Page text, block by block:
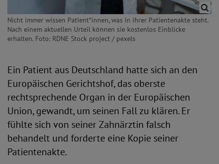
Nicht immer wissen Patient*innen, was in ihrer Patientenakte steht.
Nach einem aktuellen Urteil können sie kostenlos Einblicke
erhalten. Foto: RDNE Stock project / pexels
Ein Patient aus Deutschland hatte sich an den
Europäischen Gerichtshof, das oberste
rechtsprechende Organ in der Europäischen
Union, gewandt, um seinen Fall zu klären. Er
fühlte sich von seiner Zahnärztin falsch
behandelt und forderte eine Kopie seiner
Patientenakte.